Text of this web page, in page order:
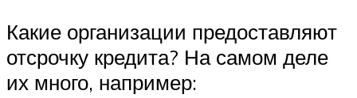
Какие организации предоставляют
отсрочку кредита? На самом деле
их много, например: